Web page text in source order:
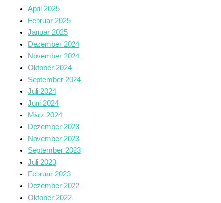
April 2025
Februar 2025
Januar 2025
Dezember 2024
November 2024
Oktober 2024
September 2024
Juli 2024
Juni 2024
März 2024
Dezember 2023
November 2023
September 2023
Juli 2023
Februar 2023
Dezember 2022
Oktober 2022